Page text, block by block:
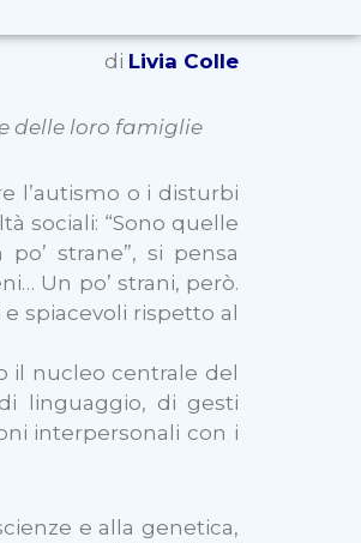
di Livia Colle
delle loro famiglie
l’autismo o i disturbi
sociali: “Sono quelle
strane”, si pensa
Un po’ strani, però.
spiacevoli rispetto al
il nucleo centrale del
linguaggio, di gesti
interpersonali con i
e alla genetica,